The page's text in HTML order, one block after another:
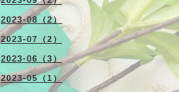
2023-08（2）
2023-07（2）
2023-06（3）
2023-05（1）